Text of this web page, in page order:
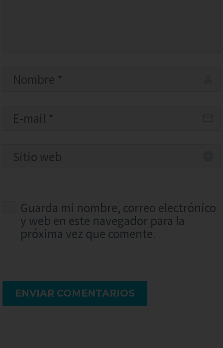
Guarda mi nombre, correo electrónico
y web en este navegador para la
próxima vez que comente.
ENVIAR COMENTARIOS